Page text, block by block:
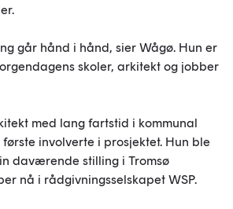
går hånd i hånd, sier Wågø. Hun er
skoler, arkitekt og jobber
med lang fartstid i kommunal
involverte i prosjektet. Hun ble
daværende stilling i Tromsø
nå i rådgivningsselskapet WSP.